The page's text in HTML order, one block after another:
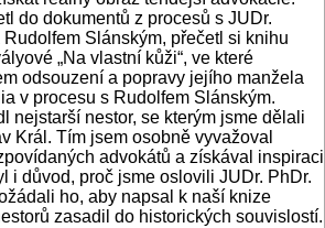
do dokumentů z procesů s JUDr.
Slánským, přečetl si knihu
„Na vlastní kůži“, ve které
odsouzení a popravy jejího manžela
v procesu s Rudolfem Slánským.
nejstarší nestor, se kterým jsme dělali
Král. Tím jsem osobně vyvažoval
advokátů a získával inspiraci
i důvod, proč jsme oslovili JUDr. PhDr.
ho, aby napsal k naší knize
zasadil do historických souvislostí.